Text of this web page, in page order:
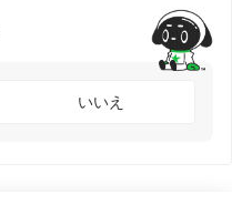
いいえ